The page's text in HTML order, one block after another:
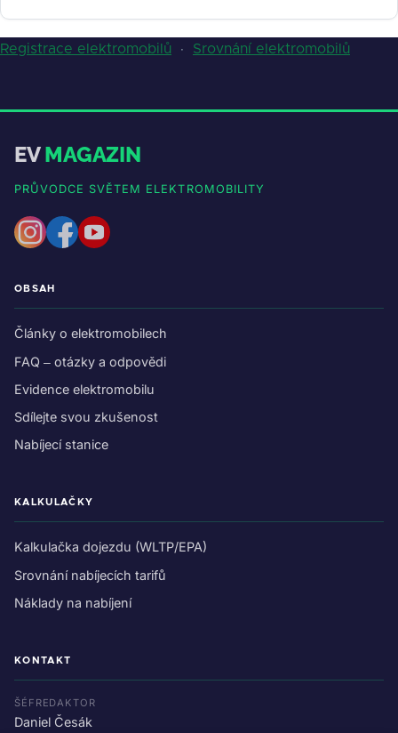
Registrace elektromobilů · Srovnání elektromobilů
EVMAGAZIN
PRŮVODCE SVĚTEM ELEKTROMOBILITY
OBSAH
Články o elektromobilech
FAQ – otázky a odpovědi
Evidence elektromobilu
Sdílejte svou zkušenost
Nabíjecí stanice
KALKULAČKY
Kalkulačka dojezdu (WLTP/EPA)
Srovnání nabíjecích tarifů
Náklady na nabíjení
KONTAKT
ŠÉFREDAKTOR
Daniel Česák